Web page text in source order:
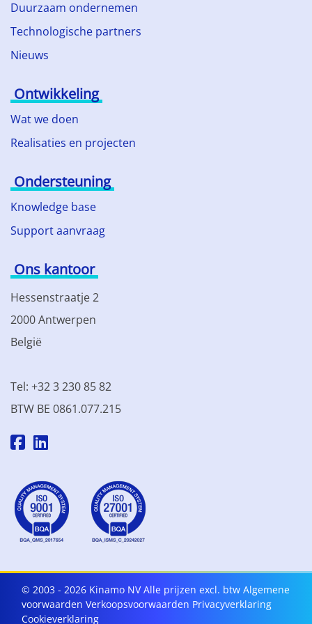
Duurzaam ondernemen
Technologische partners
Nieuws
Ontwikkeling
Wat we doen
Realisaties en projecten
Ondersteuning
Knowledge base
Support aanvraag
Ons kantoor
Hessenstraatje 2
2000 Antwerpen
België
Tel: +32 3 230 85 82
BTW BE 0861.077.215
© 2003 - 2026 Kinamo NVAlle prijzen excl. btw Algemene
voorwaarden Verkoopsvoorwaarden Privacyverklaring
Cookieverklaring